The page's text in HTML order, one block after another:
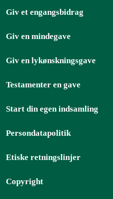
Giv et engangsbidrag
Giv en mindegave
Giv en lykønskningsgave
Testamenter en gave
Start din egen indsamling
Persondatapolitik
Etiske retningslinjer
Copyright